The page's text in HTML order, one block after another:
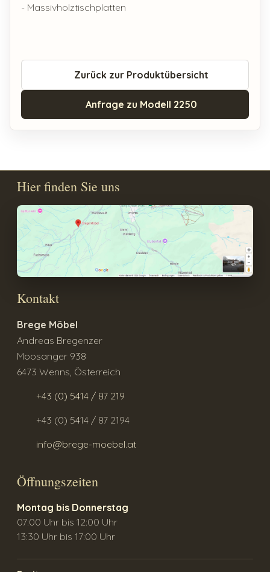
- Massivholztischplatten
Zurück zur Produktübersicht
Anfrage zu Modell 2250
Hier finden Sie uns
Kontakt
Brege Möbel
Andreas Bregenzer
Moosanger 938
6473 Wenns, Österreich
+43 (0) 5414 / 87 219
+43 (0) 5414 / 87 2194
info@brege-moebel.at
Öffnungszeiten
Montag bis Donnerstag
07:00 Uhr bis 12:00 Uhr
13:30 Uhr bis 17:00 Uhr